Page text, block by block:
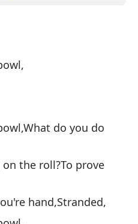
do you do
the roll?To prove
hand,Stranded,